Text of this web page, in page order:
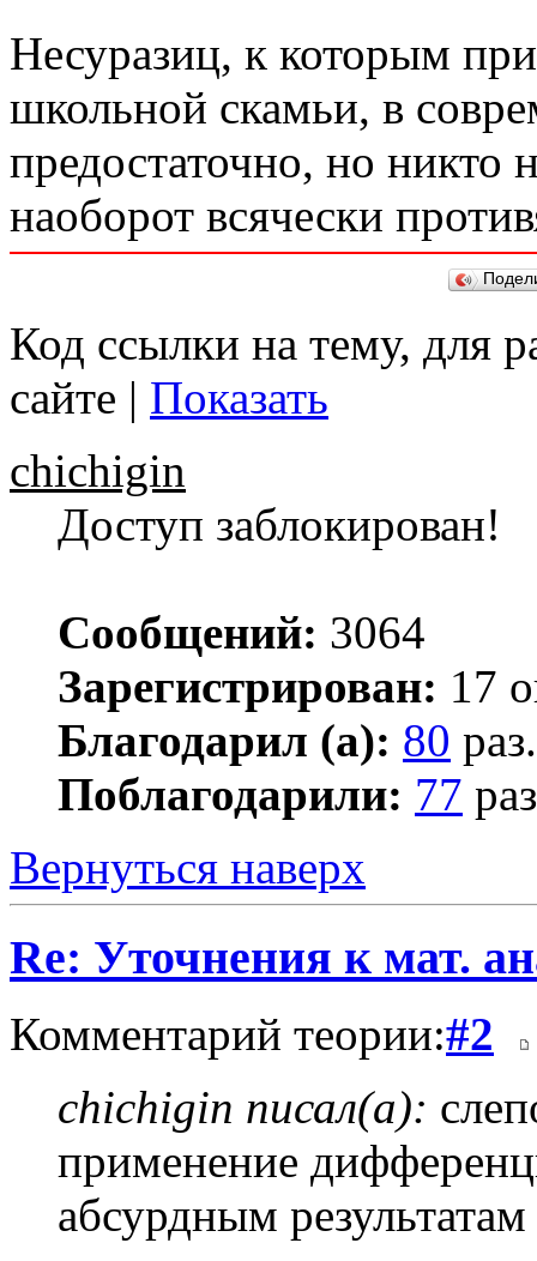
Несуразиц, к которым
школьной скамьи, в
предостаточно, но никто
наоборот всячески
Код ссылки на тему, для
сайте | Показать
chichigin
Доступ заблокирован!
Сообщений: 3064
Зарегистрирован: 17
Благодарил (а): 80 раз.
Поблагодарили: 77
Вернуться наверх
Re: Уточнения к мат.
Комментарий теории:#2
chichigin писал(а):
применение
абсурдным результатам